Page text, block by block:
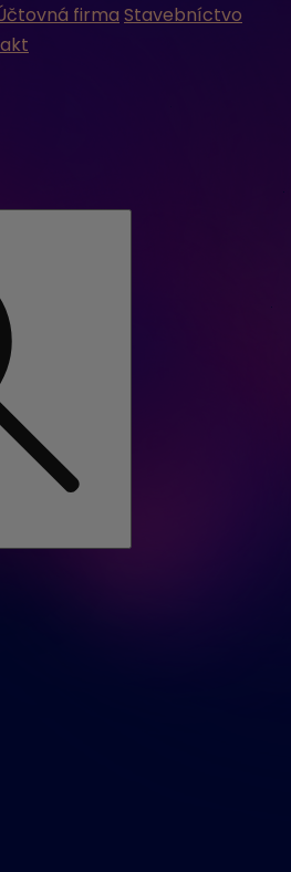
firma Stavebníctvo